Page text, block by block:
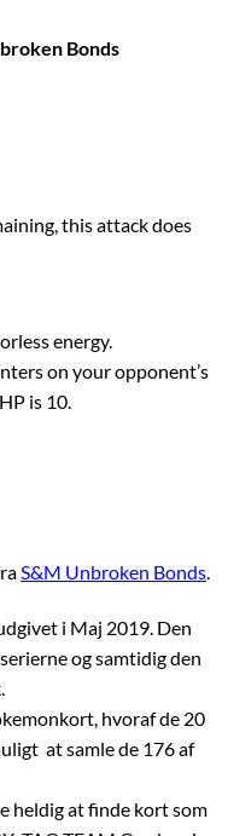
Bonds
this attack does
energy.
on your opponent’s
is 10.
S&M Unbroken Bonds.
i Maj 2019. Den
og samtidig den
hvoraf de 20
at samle de 176 af
heldig at finde kort som